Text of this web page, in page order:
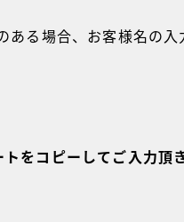
ある場合、お客様名の
トをコピーしてご入力